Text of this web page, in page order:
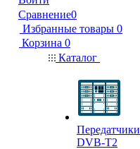
Сравнение0
Избранные товары 0
Корзина 0
Каталог
Передатчики
DVB-T2